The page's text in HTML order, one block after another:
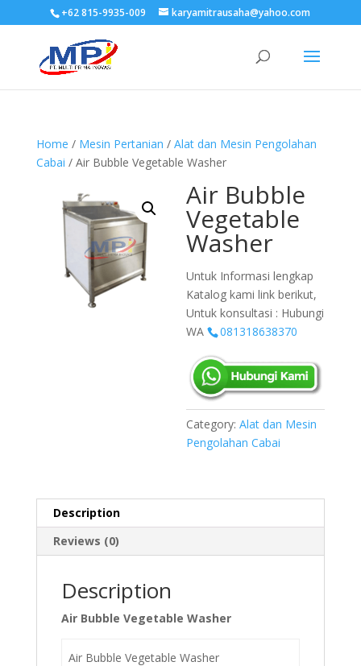
+62 815-9935-009 karyamitrausaha@yahoo.com
Home / Mesin Pertanian / Alat dan Mesin Pengolahan
Cabai / Air Bubble Vegetable Washer
Air Bubble
Vegetable
Washer
Untuk Informasi lengkap
Katalog kami link berikut,
Untuk konsultasi : Hubungi
WA
081318638370
Category:Alat dan Mesin
Pengolahan Cabai
Description
Reviews (0)
Description
Air Bubble Vegetable Washer
Air Bubble Vegetable Washer